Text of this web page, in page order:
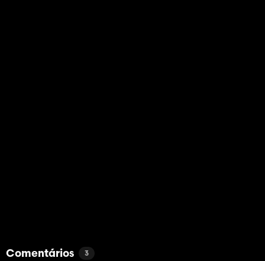
Comentários 3